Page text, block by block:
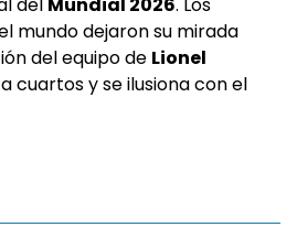
mundo dejaron su mirada
del equipo de Lionel
cuartos y se ilusiona con el